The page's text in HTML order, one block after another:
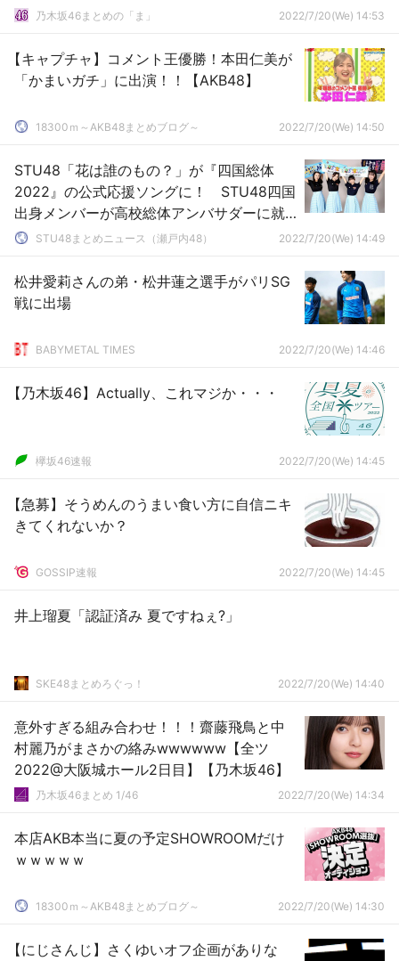
乃木坂46まとめの「ま」 2022/7/20(We) 14:53
【キャプチャ】コメント王優勝！本田仁美が
「かまいガチ」に出演！！【AKB48】
18300ｍ～AKB48まとめブログ～ 2022/7/20(We) 14:50
STU48「花は誰のもの？」が『四国総体
2022』の公式応援ソングに！ STU48四国
出身メンバーが高校総体アンバサダーに就
任！！STU48まとめニュース（瀬戸内48） 2022/7/20(We) 14:49
松井愛莉さんの弟・松井蓮之選手がパリSG
戦に出場
BABYMETAL TIMES 2022/7/20(We) 14:46
【乃木坂46】Actually、これマジか・・・
欅坂46速報 2022/7/20(We) 14:45
【急募】そうめんのうまい食い方に自信ニキ
きてくれないか？
GOSSIP速報 2022/7/20(We) 14:45
井上瑠夏「認証済み 夏ですねぇ?」
SKE48まとめろぐっ！ 2022/7/20(We) 14:40
意外すぎる組み合わせ！！！齋藤飛鳥と中
村麗乃がまさかの絡みwwwwww【全ツ
2022@大阪城ホール2日目】【乃木坂46】
乃木坂46まとめ 1/46 2022/7/20(We) 14:34
本店AKB本当に夏の予定SHOWROOMだけ
ｗｗｗｗｗ
18300ｍ～AKB48まとめブログ～ 2022/7/20(We) 14:30
【にじさんじ】さくゆいオフ企画がありな